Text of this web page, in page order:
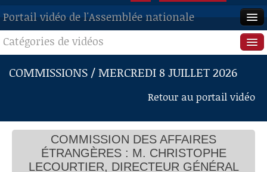
Portail vidéo de l'Assemblée nationale
ACCUEIL
EN DIRECT
RECHERCHE
AIDE À LA DÉCOUPE
DE VIDÉOS
Catégories de vidéos
Séance publique
Questions au Gouvernement
Commissions
Présidence
Évènements
COMMISSIONS / MERCREDI 8 JUILLET 2026
Retour au portail vidéo
COMMISSION DES AFFAIRES
ÉTRANGÈRES : M. CHRISTOPHE
LECOURTIER, DIRECTEUR GÉNÉRAL